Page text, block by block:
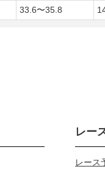
33.6〜35.8
レー
レース